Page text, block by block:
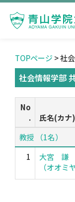
TOPページ > 社
社会情報学部
No
.
氏名(カナ)
教授 （1名）
1
大宮 謙
（オオミ